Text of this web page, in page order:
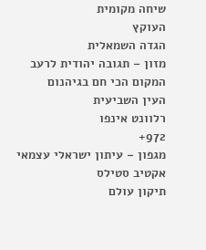
שיחה מקומית
העוקץ
הגדה השמאלית
מזון – תגובה יהודית לרעב
המקום הכי חם בגיהנום
העין השביעית
רלוונט אינפו
972+
מגפון – עיתון ישראלי עצמאי
אקטיב סטילס
תיקון עולם